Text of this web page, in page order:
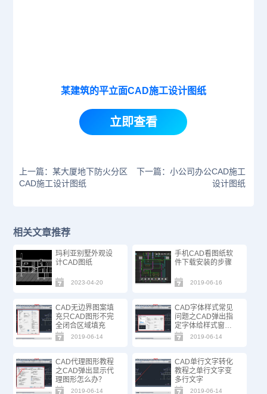
某建筑的平立面CAD施工设计图纸
立即查看
上一篇：某大厦地下防火分区
CAD施工设计图纸
下一篇：小公司办公CAD施工
设计图纸
相关文章推荐
玛利亚别墅外观设
计CAD图纸
2023-04-20
手机CAD看图纸软
件下载安装的步骤
2019-06-16
CAD无边界图案填
充只CAD图形不完
全闭合区域填充
2019-06-14
CAD字体样式常见
问题之CAD弹出指
定字体给样式窗口
怎么办？2019-06-14
CAD代理图形教程
之CAD弹出显示代
理图形怎么办？
2019-06-14
CAD单行文字转化
教程之单行文字变
多行文字
2019-06-14